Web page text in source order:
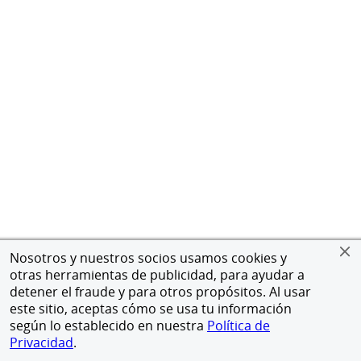
Nosotros y nuestros socios usamos cookies y
otras herramientas de publicidad, para ayudar a
detener el fraude y para otros propósitos. Al usar
este sitio, aceptas cómo se usa tu información
según lo establecido en nuestra Política de
Privacidad.